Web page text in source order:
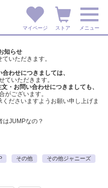
マイページ ストア メニュー
知らせ
いただきます。
わせにつきましては、
ていただきます。
・ お問い合わせにつきましても、
がございます。
くださいますようお願い申し上げま
はJUMPなの？
その他
その他ジャニーズ